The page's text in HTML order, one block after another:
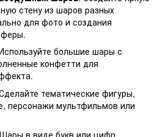
стену из шаров разных
для фото и создания
большие шары с
конфетти для
тематические фигуры,
персонажи мультфильмов или
в виде букв или цифр